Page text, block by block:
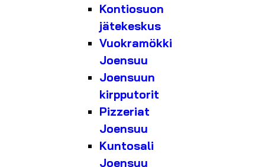
Kontiosuon
jätekeskus
Vuokramökki
Joensuu
Joensuun
kirpputorit
Pizzeriat
Joensuu
Kuntosali
Joensuu